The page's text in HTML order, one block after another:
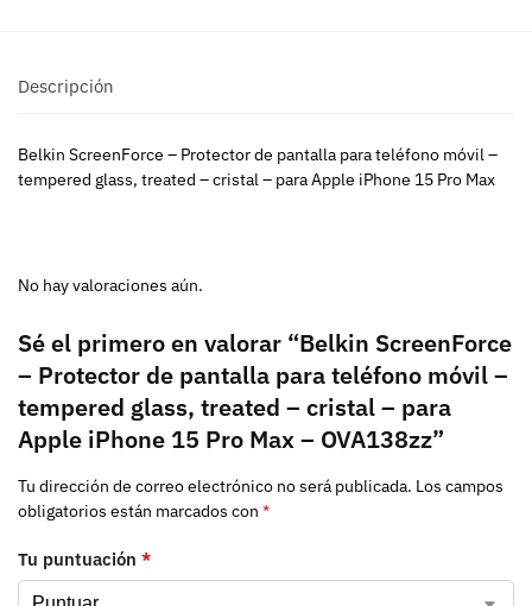
Descripción
Belkin ScreenForce – Protector de pantalla para teléfono móvil –
tempered glass, treated – cristal – para Apple iPhone 15 Pro Max
No hay valoraciones aún.
Sé el primero en valorar “Belkin ScreenForce
– Protector de pantalla para teléfono móvil –
tempered glass, treated – cristal – para
Apple iPhone 15 Pro Max – OVA138zz”
Tu dirección de correo electrónico no será publicada. Los campos
obligatorios están marcados con *
Tu puntuación *